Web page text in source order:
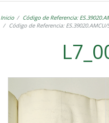
Inicio
Código de Referencia:
Código de Referencia: